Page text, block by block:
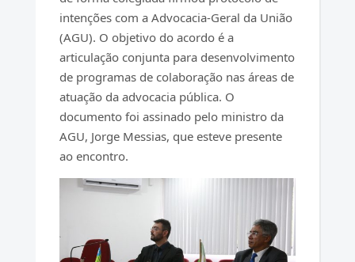
intenções com a Advocacia-Geral da União
(AGU). O objetivo do acordo é a
articulação conjunta para desenvolvimento
de programas de colaboração nas áreas de
atuação da advocacia pública. O
documento foi assinado pelo ministro da
AGU, Jorge Messias, que esteve presente
ao encontro.